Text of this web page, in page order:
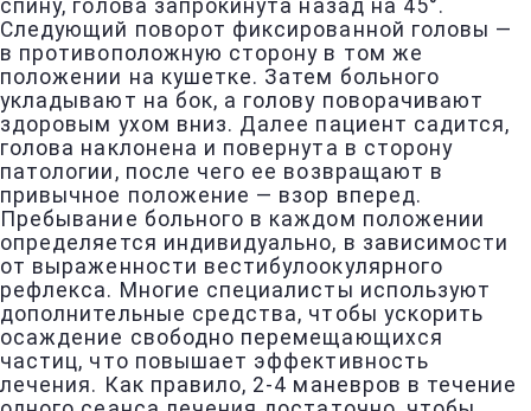
спину, голова запрокинута назад на 45°.
Следующий поворот фиксированной головы —
в противоположную сторону в том же
положении на кушетке. Затем больного
укладывают на бок, а голову поворачивают
здоровым ухом вниз. Далее пациент садится,
голова наклонена и повернута в сторону
патологии, после чего ее возвращают в
привычное положение — взор вперед.
Пребывание больного в каждом положении
определяется индивидуально, в зависимости
от выраженности вестибулоокулярного
рефлекса. Многие специалисты используют
дополнительные средства, чтобы ускорить
осаждение свободно перемещающихся
частиц, что повышает эффективность
лечения. Как правило, 2-4 маневров в течение